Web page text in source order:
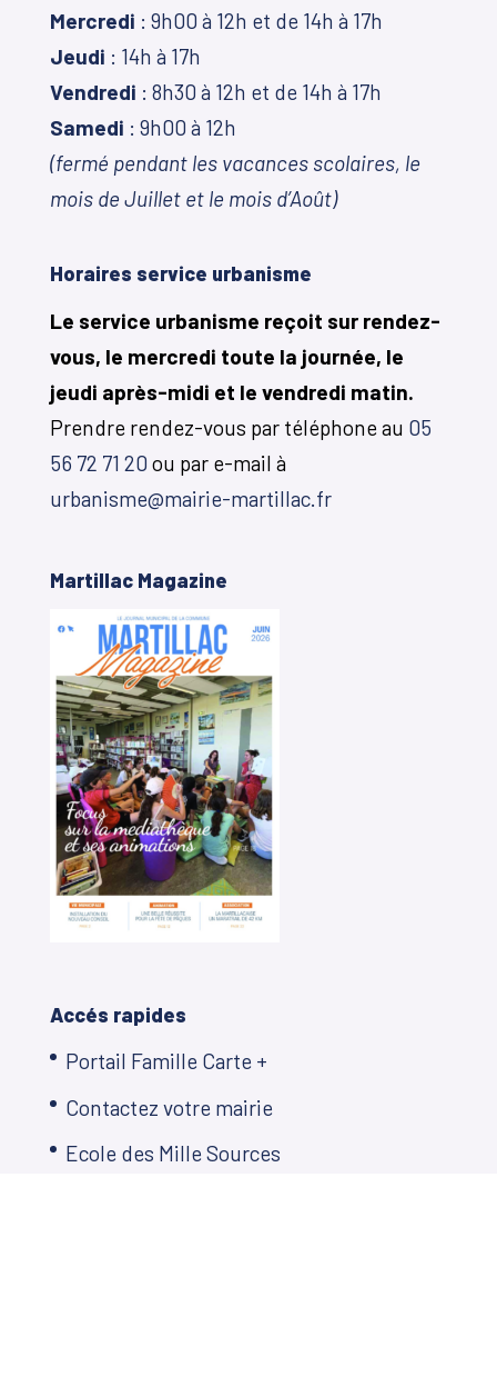
Mercredi : 9h00 à 12h et de 14h à 17h
Jeudi : 14h à 17h
Vendredi : 8h30 à 12h et de 14h à 17h
Samedi : 9h00 à 12h
(fermé pendant les vacances scolaires, le
mois de Juillet et le mois d’Août)
Horaires service urbanisme
Le service urbanisme reçoit sur rendez-
vous, le mercredi toute la journée, le
jeudi après-midi et le vendredi matin.
Prendre rendez-vous par téléphone au 05
56 72 71 20 ou par e-mail à
urbanisme@mairie-martillac.fr
Martillac Magazine
Accés rapides
Portail Famille Carte +
Contactez votre mairie
Ecole des Mille Sources